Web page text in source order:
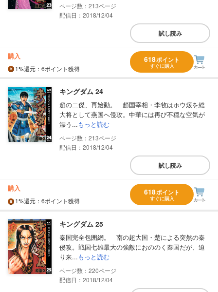
213
配信日：2018/12/04
試し読み
購入
1%還元 ：6ポイント獲得
618ポイント
すぐに購入
キングダム 24
趙の二傑、再始動。 趙国宰相・李牧はホウ煖を総
大将として燕国へ侵攻。中華には再び不穏な空気が
漂う...もっと読む
213
配信日：2018/12/04
試し読み
購入
1%還元 ：6ポイント獲得
618ポイント
すぐに購入
キングダム 25
秦国完全包囲網。 南の超大国・楚による突然の秦
侵攻。戦国七雄最大の強敵におののく秦国だが、迫
り来...もっと読む
220
配信日：2018/12/04